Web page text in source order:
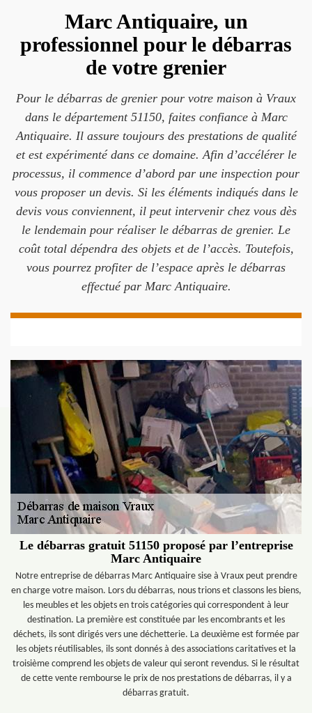
Marc Antiquaire, un
professionnel pour le débarras
de votre grenier
Pour le débarras de grenier pour votre maison à Vraux
dans le département 51150, faites confiance à Marc
Antiquaire. Il assure toujours des prestations de qualité
et est expérimenté dans ce domaine. Afin d’accélérer le
processus, il commence d’abord par une inspection pour
vous proposer un devis. Si les éléments indiqués dans le
devis vous conviennent, il peut intervenir chez vous dès
le lendemain pour réaliser le débarras de grenier. Le
coût total dépendra des objets et de l’accès. Toutefois,
vous pourrez profiter de l’espace après le débarras
effectué par Marc Antiquaire.
Le débarras gratuit 51150 proposé par l’entreprise
Marc Antiquaire
Notre entreprise de débarras Marc Antiquaire sise à Vraux peut prendre
en charge votre maison. Lors du débarras, nous trions et classons les biens,
les meubles et les objets en trois catégories qui correspondent à leur
destination. La première est constituée par les encombrants et les
déchets, ils sont dirigés vers une déchetterie. La deuxième est formée par
les objets réutilisables, ils sont donnés à des associations caritatives et la
troisième comprend les objets de valeur qui seront revendus. Si le résultat
de cette vente rembourse le prix de nos prestations de débarras, il y a
débarras gratuit.